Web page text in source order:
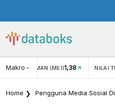
Makro
TUKAR USD/IDR17.930
Home Pengguna Media Sosial